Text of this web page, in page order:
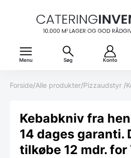
Menu Søg Konto
Forside/Alle produkter/Pizzaudstyr /
Kebabkniv fra
14 dages garanti.
tilkøbe 12 mdr. for